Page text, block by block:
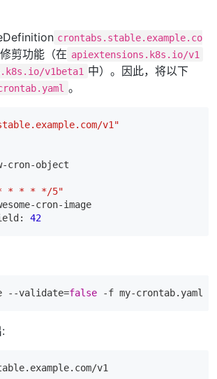
crontabs.stable.example.co
剪功能（在 apiextensions.k8s.io/v1
v1beta1 中）。因此，将以下
。
v1"
cron-object
* * * */5"
cron-image
42
--validate=false -f
v1